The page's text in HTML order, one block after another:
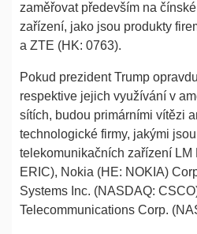
zaměřovat především na
zařízení, jako jsou produkty
a ZTE (HK: 0763).
Pokud prezident Trump
respektive jejich využívání v
sítích, budou primárními vítězi
technologické firmy, jakými
telekomunikačních zařízení LM
ERIC), Nokia (HE: NOKIA)
Systems Inc. (NASDAQ:
Telecommunications Corp.